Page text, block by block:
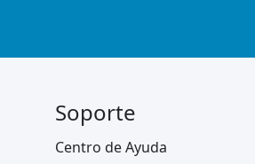
Soporte
Centro de Ayuda